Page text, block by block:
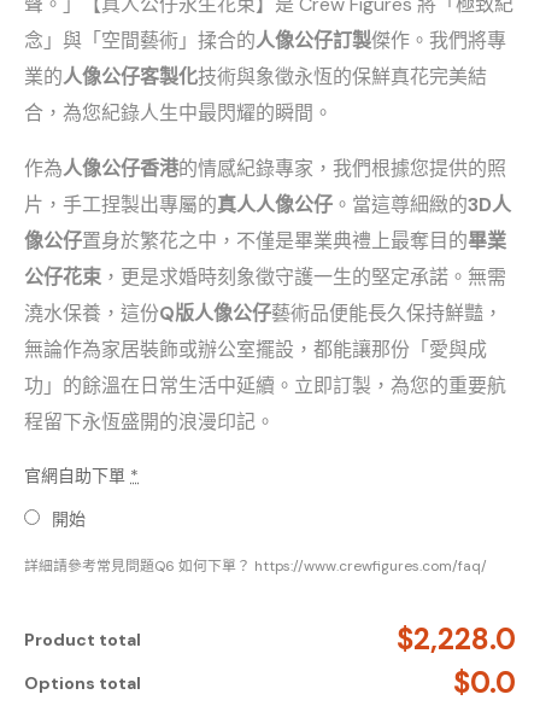
念」與「空間藝術」揉合的人像公仔訂製傑作。我們將專
業的人像公仔客製化技術與象徵永恆的保鮮真花完美結
合，為您紀錄人生中最閃耀的瞬間。
作為人像公仔香港的情感紀錄專家，我們根據您提供的照
片，手工捏製出專屬的真人人像公仔 。當這尊細緻的3D人
像公仔置身於繁花之中，不僅是畢業典禮上最奪目的畢業
公仔花束 ，更是求婚時刻象徵守護一生的堅定承諾。無需
澆水保養，這份Q版人像公仔藝術品便能長久保持鮮豔，
無論作為家居裝飾或辦公室擺設，都能讓那份「愛與成
功」的餘溫在日常生活中延續。立即訂製，為您的重要航
程留下永恆盛開的浪漫印記。
官網自助下單 *
開始
詳細請參考常見問題Q6 如何下單？ https://www.crewfigures.com/faq/
Product total $2,228.0
Options total $0.0